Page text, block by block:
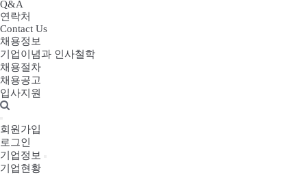
Q&A
연락처
Contact Us
채용정보
기업이념과 인사철학
채용절차
채용공고
입사지원
회원가입
로그인
기업정보
기업현황